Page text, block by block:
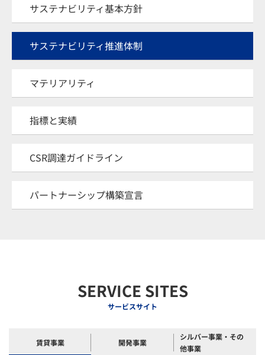
サステナビリティ基本方針
サステナビリティ推進体制
マテリアリティ
指標と実績
CSR調達ガイドライン
パートナーシップ構築宣言
SERVICE SITES
サービスサイト
賃貸事業 開発事業
シルバー事業・その
他事業